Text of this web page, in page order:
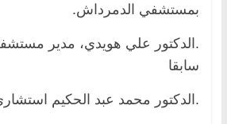
بمستشفي الدمرداش.
.الدكتور علي هويدي، مدير
سابقا
.الدكتور محمد عبد الحكيم